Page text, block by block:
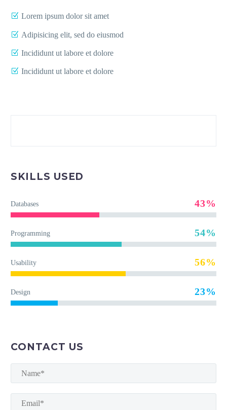
Lorem ipsum dolor sit amet
Adipisicing elit, sed do eiusmod
Incididunt ut labore et dolore
Incididunt ut labore et dolore
SKILLS USED
Databases 43%
Programming 54%
Usability 56%
Design 23%
CONTACT US